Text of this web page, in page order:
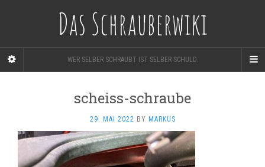
Das Schrauberwiki
WER SELBER SCHRAUBT IST SELBER SCHULD.
scheiss-schraube
29. MAI 2022 BY MARKUS